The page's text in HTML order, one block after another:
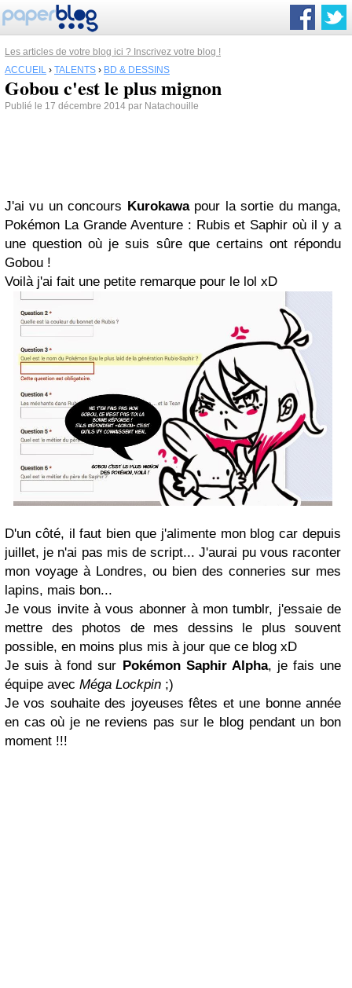
Les articles de votre blog ici ? Inscrivez votre blog !
ACCUEIL › TALENTS › BD & DESSINS
Gobou c'est le plus mignon
Publié le 17 décembre 2014 par Natachouille
J'ai vu un concours Kurokawapour la sortie du manga,
Pokémon La Grande Aventure : Rubis et Saphir où il y a
une question où je suis sûre que certains ont répondu
Gobou !
Voilà j'ai fait une petite remarque pour le lol xD
D'un côté, il faut bien que j'alimente mon blog car depuis
juillet, je n'ai pas mis de script... J'aurai pu vous raconter
mon voyage à Londres, ou bien des conneries sur mes
lapins, mais bon...
Je vous invite à vous abonner à mon tumblr, j'essaie de
mettre des photos de mes dessins le plus souvent
possible, en moins plus mis à jour que ce blog xD
Je suis à fond sur Pokémon Saphir Alpha, je fais une
équipe avec Méga Lockpin ;)
Je vos souhaite des joyeuses fêtes et une bonne année
en cas où je ne reviens pas sur le blog pendant un bon
moment !!!